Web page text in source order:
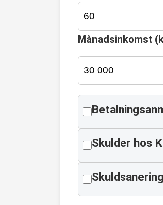
Månadsinkomst
Skulder hos
Skuldsanering